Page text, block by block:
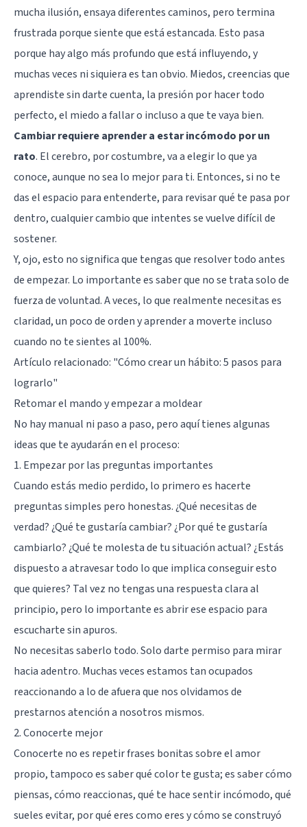
mucha ilusión, ensaya diferentes caminos, pero termina
frustrada porque siente que está estancada. Esto pasa
porque hay algo más profundo que está influyendo, y
muchas veces ni siquiera es tan obvio. Miedos, creencias que
aprendiste sin darte cuenta, la presión por hacer todo
perfecto, el miedo a fallar o incluso a que te vaya bien.
Cambiar requiere aprender a estar incómodo por un
rato. El cerebro, por costumbre, va a elegir lo que ya
conoce, aunque no sea lo mejor para ti. Entonces, si no te
das el espacio para entenderte, para revisar qué te pasa por
dentro, cualquier cambio que intentes se vuelve difícil de
sostener.
Y, ojo, esto no significa que tengas que resolver todo antes
de empezar. Lo importante es saber que no se trata solo de
fuerza de voluntad. A veces, lo que realmente necesitas es
claridad, un poco de orden y aprender a moverte incluso
cuando no te sientes al 100%.
Artículo relacionado: "Cómo crear un hábito: 5 pasos para
lograrlo"
Retomar el mando y empezar a moldear
No hay manual ni paso a paso, pero aquí tienes algunas
ideas que te ayudarán en el proceso:
1. Empezar por las preguntas importantes
Cuando estás medio perdido, lo primero es hacerte
preguntas simples pero honestas. ¿Qué necesitas de
verdad? ¿Qué te gustaría cambiar? ¿Por qué te gustaría
cambiarlo? ¿Qué te molesta de tu situación actual? ¿Estás
dispuesto a atravesar todo lo que implica conseguir esto
que quieres? Tal vez no tengas una respuesta clara al
principio, pero lo importante es abrir ese espacio para
escucharte sin apuros.
No necesitas saberlo todo. Solo darte permiso para mirar
hacia adentro. Muchas veces estamos tan ocupados
reaccionando a lo de afuera que nos olvidamos de
prestarnos atención a nosotros mismos.
2. Conocerte mejor
Conocerte no es repetir frases bonitas sobre el amor
propio, tampoco es saber qué color te gusta; es saber cómo
piensas, cómo reaccionas, qué te hace sentir incómodo, qué
sueles evitar, por qué eres como eres y cómo se construyó